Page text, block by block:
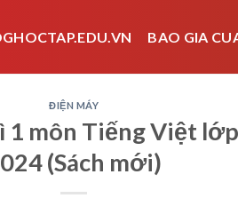
BAO GIA
ĐIỆN MÁY
môn Tiếng Việt
(Sách mới)